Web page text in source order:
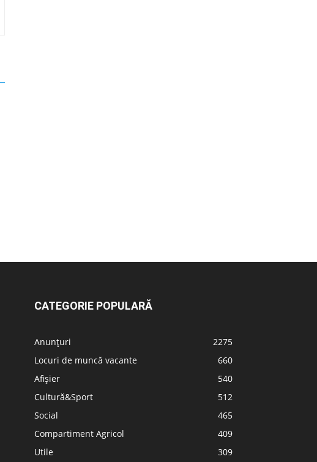
CATEGORIE POPULARĂ
Anunțuri
2275
Locuri de muncă vacante
660
Afișier
540
Cultură&Sport
512
Social
465
Compartiment Agricol
409
Utile
309